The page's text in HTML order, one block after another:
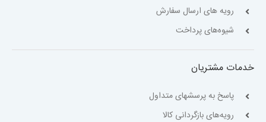
رویه های ارسال سفارش
شیوه‌های پرداخت
خدمات مشتریان
پاسخ به پرسشهای متداول
رویه‌های بازگردانی کالا